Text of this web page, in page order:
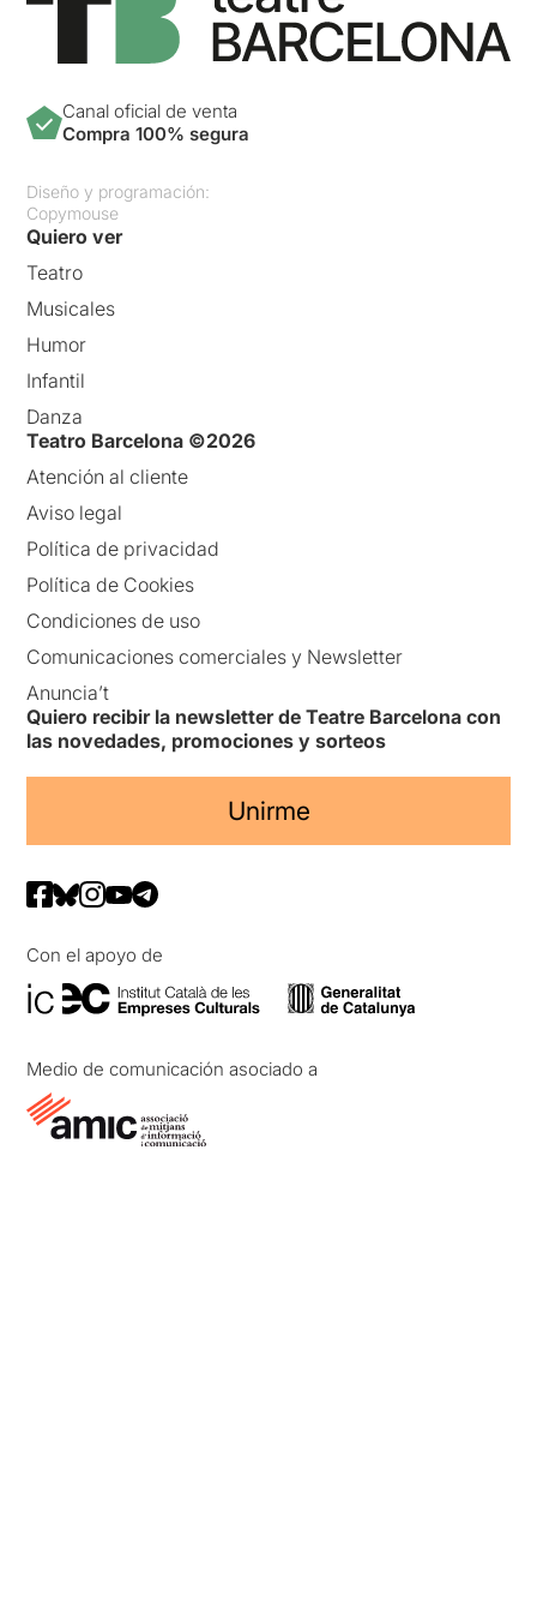
Canal oficial de venta
Compra 100% segura
Diseño y programación:
Copymouse
Quiero ver
Teatro
Musicales
Humor
Infantil
Danza
Teatro Barcelona ©2026
Atención al cliente
Aviso legal
Política de privacidad
Política de Cookies
Condiciones de uso
Comunicaciones comerciales y Newsletter
Anuncia’t
Quiero recibir la newsletter de Teatre Barcelona con
las novedades, promociones y sorteos
Unirme
Con el apoyo de
Medio de comunicación asociado a